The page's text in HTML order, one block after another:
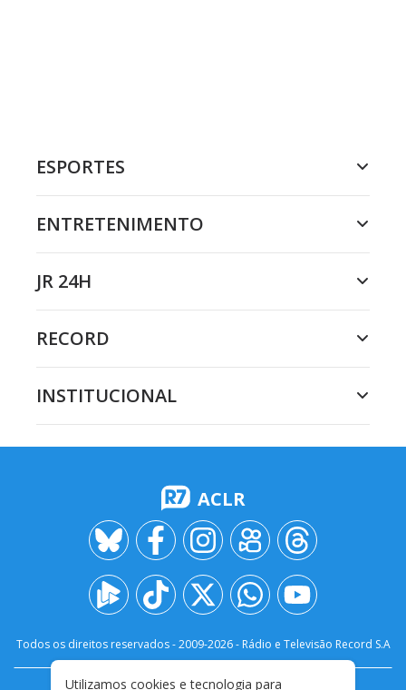
ESPORTES
ENTRETENIMENTO
JR 24H
RECORD
INSTITUCIONAL
ACLR
Todos os direitos reservados - 2009-2026- Rádio e Televisão Record S.A
Utilizamos cookies e tecnologia para